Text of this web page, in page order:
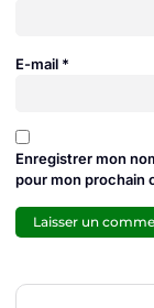
E-mail *
Enregistrer mon
pour mon prochain